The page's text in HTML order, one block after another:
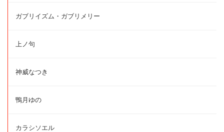
ガブリイズム・ガブリメリー
上ノ句
神威なつき
鴨月ゆの
カラシソエル